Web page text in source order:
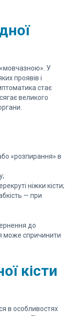
У
проявів і
стає
великого
«розпирання» в
ніжки кісти;
— при
до
може спричинити
кісти
в особливостях